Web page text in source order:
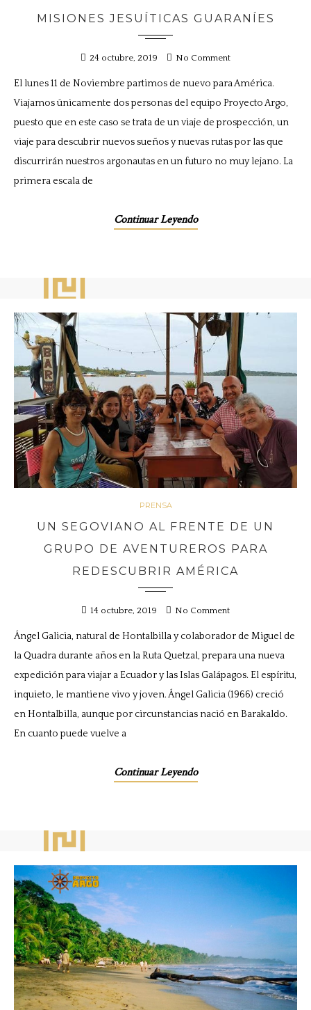
MISIONES JESUÍTICAS GUARANÍES
24 octubre, 2019 No Comment
El lunes 11 de Noviembre partimos de nuevo para América.
Viajamos únicamente dos personas del equipo Proyecto Argo,
puesto que en este caso se trata de un viaje de prospección, un
viaje para descubrir nuevos sueños y nuevas rutas por las que
discurrirán nuestros argonautas en un futuro no muy lejano. La
primera escala de
Continuar Leyendo
PRENSA
UN SEGOVIANO AL FRENTE DE UN
GRUPO DE AVENTUREROS PARA
REDESCUBRIR AMÉRICA
14 octubre, 2019 No Comment
Ángel Galicia, natural de Hontalbilla y colaborador de Miguel de
la Quadra durante años en la Ruta Quetzal, prepara una nueva
expedición para viajar a Ecuador y las Islas Galápagos. El espíritu,
inquieto, le mantiene vivo y joven. Ángel Galicia (1966) creció
en Hontalbilla, aunque por circunstancias nació en Barakaldo.
En cuanto puede vuelve a
Continuar Leyendo